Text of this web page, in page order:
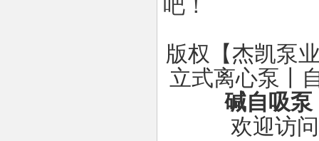
吧！
版权【杰凯泵
立式离心泵丨
碱自吸泵
欢迎访